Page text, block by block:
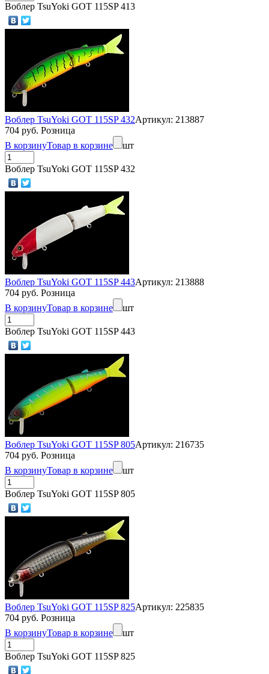
Воблер TsuYoki GOT 115SP 413
Воблер TsuYoki GOT 115SP 432Артикул: 213887
704 руб. Розница
В корзинуТовар в корзине шт
Воблер TsuYoki GOT 115SP 432
Воблер TsuYoki GOT 115SP 443Артикул: 213888
704 руб. Розница
В корзинуТовар в корзине шт
Воблер TsuYoki GOT 115SP 443
Воблер TsuYoki GOT 115SP 805Артикул: 216735
704 руб. Розница
В корзинуТовар в корзине шт
Воблер TsuYoki GOT 115SP 805
Воблер TsuYoki GOT 115SP 825Артикул: 225835
704 руб. Розница
В корзинуТовар в корзине шт
Воблер TsuYoki GOT 115SP 825